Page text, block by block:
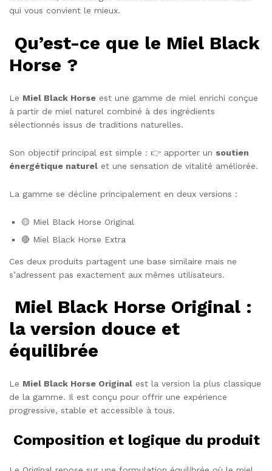
qui vous convient le mieux.
Qu’est-ce que le Miel Black
Horse ?
Le Miel Black Horse est une gamme de miel enrichi conçue
à partir de miel naturel combiné à des ingrédients
sélectionnés issus de traditions naturelles.
Son objectif principal est simple : 👉 apporter un soutien
énergétique naturel et une sensation de vitalité améliorée.
La gamme se décline principalement en deux versions :
🟡 Miel Black Horse Original
🔴 Miel Black Horse Extra
Ces deux produits partagent une base similaire mais ne
s’adressent pas exactement aux mêmes utilisateurs.
Miel Black Horse Original :
la version douce et
équilibrée
Le Miel Black Horse Original est la version la plus classique
de la gamme. Il est conçu pour offrir une expérience
progressive, stable et accessible à tous.
Composition et logique du produit